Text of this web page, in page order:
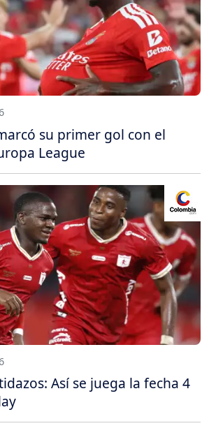
su primer gol con el
League
Así se juega la fecha 4